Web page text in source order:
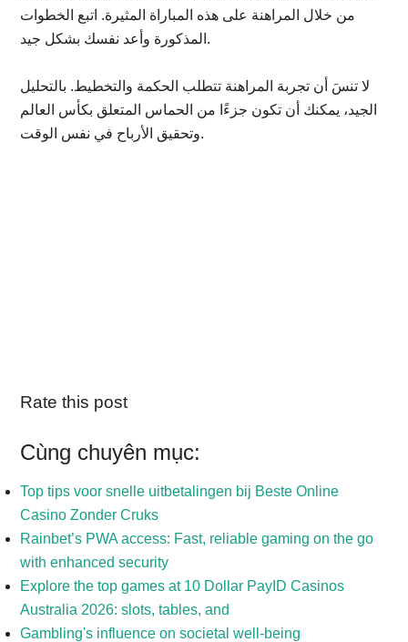
من خلال المراهنة على هذه المباراة المثيرة. اتبع الخطوات
المذكورة وأعد نفسك بشكل جيد.
لا تنسَ أن تجربة المراهنة تتطلب الحكمة والتخطيط. بالتحليل
الجيد، يمكنك أن تكون جزءًا من الحماس المتعلق بكأس العالم
وتحقيق الأرباح في نفس الوقت.
Rate this post
Cùng chuyên mục:
Top tips voor snelle uitbetalingen bij Beste Online
Casino Zonder Cruks
Rainbet’s PWA access: Fast, reliable gaming on the go
with enhanced security
Explore the top games at 10 Dollar PayID Casinos
Australia 2026: slots, tables, and
Gambling's influence on societal well-being